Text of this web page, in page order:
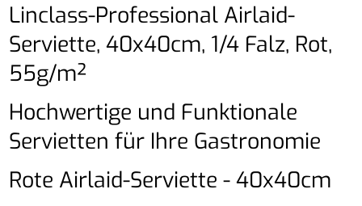
Linclass-Professional Airlaid-
Serviette, 40x40cm, 1/4 Falz, Rot,
55g/m²
Hochwertige und Funktionale
Servietten für Ihre Gastronomie
Rote Airlaid-Serviette - 40x40cm